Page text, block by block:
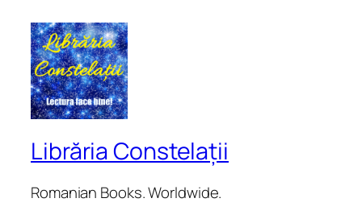
Librăria Constelații
Romanian Books. Worldwide.